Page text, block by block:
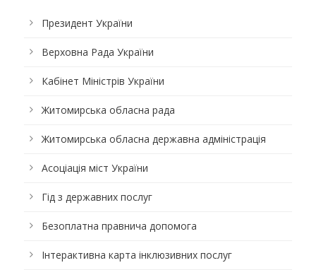
Президент України
Верховна Рада України
Кабінет Міністрів України
Житомирська обласна рада
Житомирська обласна державна адміністрація
Асоціація міст України
Гід з державних послуг
Безоплатна правнича допомога
Інтерактивна карта інклюзивних послуг